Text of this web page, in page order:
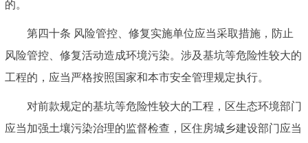
的。
第四十条 风险管控、修复实施单位应当采取措施，防止
风险管控、修复活动造成环境污染。涉及基坑等危险性较大的
工程的，应当严格按照国家和本市安全管理规定执行。
对前款规定的基坑等危险性较大的工程，区生态环境部门
应当加强土壤污染治理的监督检查，区住房城乡建设部门应当